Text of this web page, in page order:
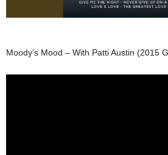
Moody’s Mood – With Patti Austin (2015